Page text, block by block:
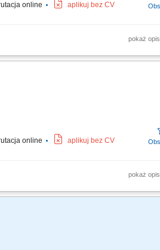
online aplikuj bez CV
pokaż opis
jakości wykonywanych elementów
online aplikuj bez CV
pokaż opis
jakości wykonywanych elementów